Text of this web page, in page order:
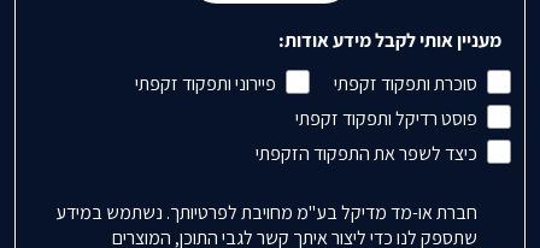
מעניין אותי לקבל מידע אודות:
סוכרת ותפקוד זקפתי
פיירוני ותפקוד זקפתי
פוסט רדיקל ותפקוד זקפתי
כיצד לשפר את התפקוד הזקפתי
Accepts Marketing
חברת או-מד מדיקל בע"מ מחויבת לפרטיותך. נשתמש במידע
שתספק לנו כדי ליצור איתך קשר לגבי התוכן, המוצרים